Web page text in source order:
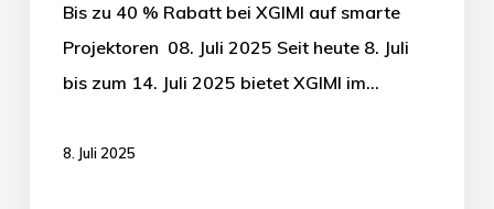
Bis zu 40 % Rabatt bei XGIMI auf smarte
Projektoren 08. Juli 2025 Seit heute 8. Juli
bis zum 14. Juli 2025 bietet XGIMI im…
8. Juli 2025